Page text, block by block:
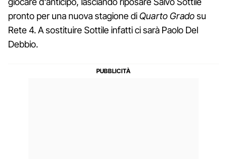
pronto per una nuova stagione diQuarto Gradosu
Rete 4. A sostituire Sottile infatti ci sarà Paolo Del
Debbio.